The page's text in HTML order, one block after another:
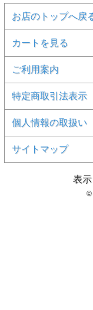
お店のトップへ戻
カートを見る
ご利用案内
特定商取引法表示
個人情報の取扱い
サイトマップ
表
©